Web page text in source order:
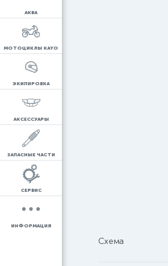
АКВА
МОТОЦИКЛЫ KAYO
ЭКИПИРОВКА
АКСЕССУАРЫ
ЗАПАСНЫЕ ЧАСТИ
СЕРВИС
ИНФОРМАЦИЯ
Схема